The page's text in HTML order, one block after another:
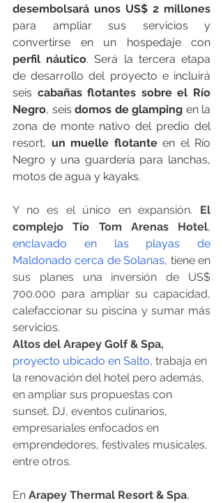
para ampliar sus servicios y
perfil náutico. Será la tercera etapa
de desarrollo del proyecto e incluirá
seis cabañas flotantes sobre el Río
Negro, seis domos de glamping en la
zona de monte nativo del predio del
resort, un muelle flotante en el Río
Negro y una guardería para lanchas,
motos de agua y kayaks.
Y no es el único en expansión. El
complejo Tío Tom Arenas Hotel
enclavado en las playas de
Maldonado cerca de Solanas, tiene en
sus planes una inversión de US$
700.000 para ampliar su capacidad,
calefaccionar su piscina y sumar más
servicios.
Altos del Arapey Golf & Spa,
proyecto ubicado en Salto, trabaja en
la renovación del hotel pero además,
en ampliar sus propuestas con
sunset, DJ, eventos culinarios,
empresariales enfocados en
emprendedores, festivales musicales,
entre otros.
En Arapey Thermal Resort & Spa,